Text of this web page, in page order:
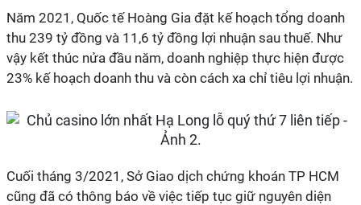
Năm 2021, Quốc tế Hoàng Gia đặt kế hoạch tổng doanh
thu 239 tỷ đồng và 11,6 tỷ đồng lợi nhuận sau thuế. Như
vậy kết thúc nửa đầu năm, doanh nghiệp thực hiện được
23% kế hoạch doanh thu và còn cách xa chỉ tiêu lợi nhuận.
Cuối tháng 3/2021, Sở Giao dịch chứng khoán TP HCM
cũng đã có thông báo về việc tiếp tục giữ nguyên diện